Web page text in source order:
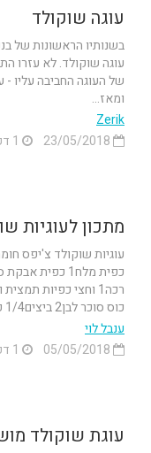
עוגה שוקולד
בשנותיו הראשונות של
עוגה שוקולד. לא עזרו
של העוגה החביבה עליו -
ומאז...
Zerik
מתכון לעוגיות
כוס סוכר לבן2 ביצים1/4 כוס...
ענבל לוי
עוגת שוקולד